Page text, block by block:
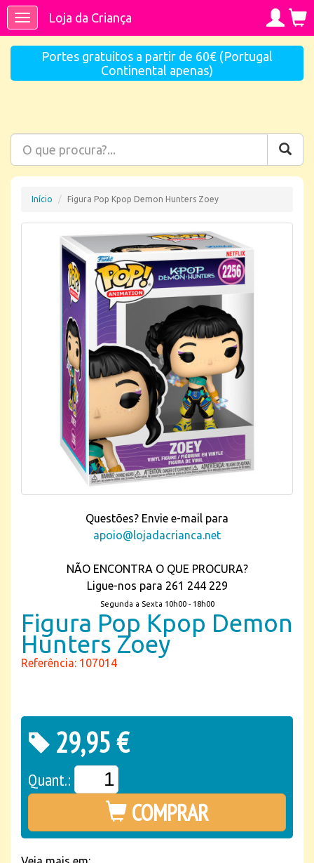
ToggleLoja da Criança
Portes gratuitos a partir de 60€ (Portugal
Continental apenas)
Início Figura Pop Kpop Demon Hunters Zoey
Questões? Envie e-mail para
apoio@lojadacrianca.net
NÃO ENCONTRA O QUE PROCURA?
Ligue-nos para 261 244 229
Segunda a Sexta 10h00 - 18h00
Figura Pop Kpop Demon
Hunters Zoey
Referência: 107014
29,95 €
Quant.:
COMPRAR